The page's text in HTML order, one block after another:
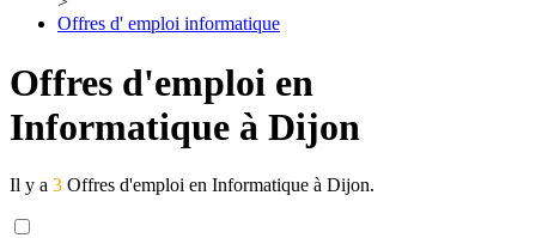
Offres d' emploi informatique
Offres d'emploi en
Informatique à Dijon
Il y a 3 Offres d'emploi en Informatique à Dijon.